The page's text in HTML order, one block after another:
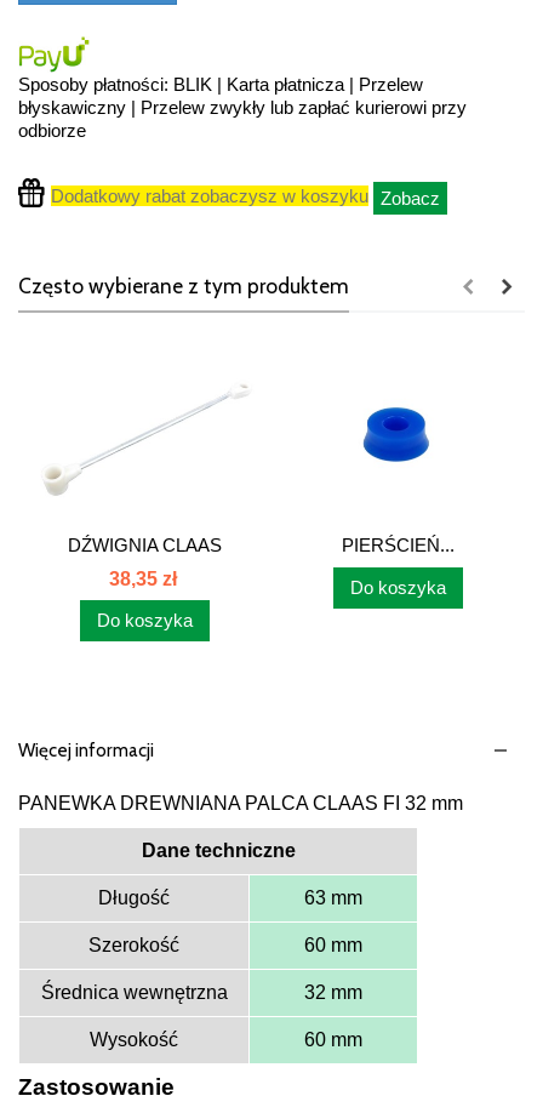
Sposoby płatności: BLIK | Karta płatnicza | Przelew
błyskawiczny | Przelew zwykły lub zapłać kurierowi przy
odbiorze
Dodatkowy rabat zobaczysz w koszyku Zobacz
Często wybierane z tym produktem
DŹWIGNIA CLAAS
648876.0...
38,35 zł
Do koszyka
PIERŚCIEŃ...
Do koszyka
Więcej informacji
PANEWKA DREWNIANA PALCA CLAAS FI 32 mm
Dane techniczne
Długość 63 mm
Szerokość 60 mm
Średnica wewnętrzna 32 mm
Wysokość 60 mm
Zastosowanie